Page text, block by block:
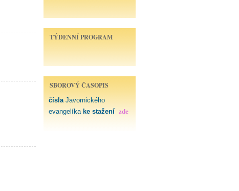
TÝDENNÍ PROGRAM
SBOROVÝ ČASOPIS
čísla Javornického
evangelíka ke stažení zde